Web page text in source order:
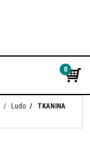
0
/ Ludo /
TKANINA